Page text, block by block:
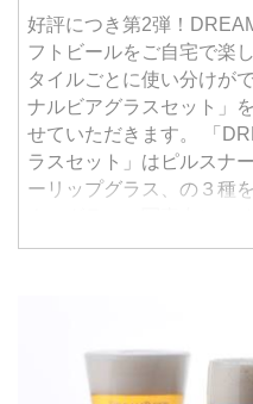
好評につき第2弾！
フトビールをご自宅で楽
タイルごとに使い分けが
ナルビアグラスセット」
せていただきます。 「
ラスセット」はピルスナ
ーリップグラス、の３種